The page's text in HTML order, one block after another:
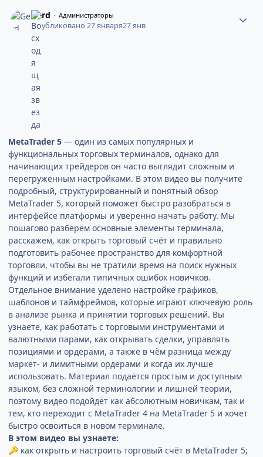
Gerd Администраторы
Опубликовано27 января27 янв
MetaTrader 5 — один из самых популярных и
функциональных торговых терминалов, однако для
начинающих трейдеров он часто выглядит сложным и
перегруженным настройками. В этом видео вы получите
подробный, структурированный и понятный обзор
MetaTrader 5, который поможет быстро разобраться в
интерфейсе платформы и уверенно начать работу. Мы
пошагово разберём основные элементы терминала,
расскажем, как открыть торговый счёт и правильно
подготовить рабочее пространство для комфортной
торговли, чтобы вы не тратили время на поиск нужных
функций и избегали типичных ошибок новичков.
Отдельное внимание уделено настройке графиков,
шаблонов и таймфреймов, которые играют ключевую роль
в анализе рынка и принятии торговых решений. Вы
узнаете, как работать с торговыми инструментами и
валютными парами, как открывать сделки, управлять
позициями и ордерами, а также в чём разница между
маркет- и лимитными ордерами и когда их лучше
использовать. Материал подаётся простым и доступным
языком, без сложной терминологии и лишней теории,
поэтому видео подойдёт как абсолютным новичкам, так и
тем, кто переходит с MetaTrader 4 на MetaTrader 5 и хочет
быстро освоиться в новом терминале.
В этом видео вы узнаете:
🔑 как открыть и настроить торговый счёт в MetaTrader 5;